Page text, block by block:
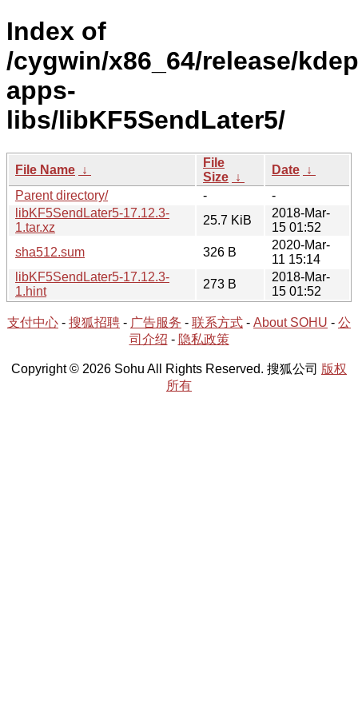
Index of
/cygwin/x86_64/release/
apps-
libs/libKF5SendLater5/
File Name ↓
File
Size ↓
Date ↓
Parent directory/
-
-
libKF5SendLater5-17.12.3-
1.tar.xz
25.7 KiB
2018-Mar-
15 01:52
sha512.sum
326 B
2020-Mar-
11 15:14
libKF5SendLater5-17.12.3-
1.hint
273 B
2018-Mar-
15 01:52
支付中心 - 搜狐招聘 - 广告服务 - 联系方式 - About SOHU - 公
司介绍 - 隐私政策
Copyright © 2026 Sohu All Rights Reserved. 搜狐公司 版权
所有